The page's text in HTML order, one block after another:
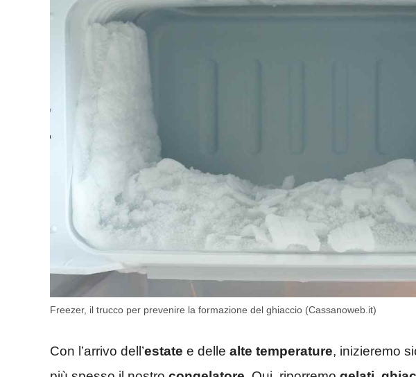
Freezer, il trucco per prevenire la formazione del ghiaccio (Cassanoweb.it)
Con l’arrivo dell’estate e delle alte temperature, inizieremo